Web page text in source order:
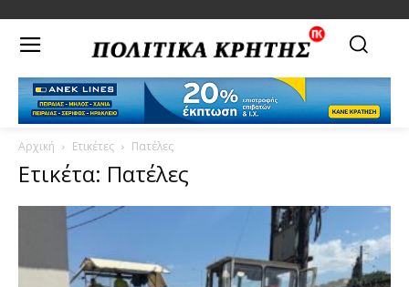
Αρχική Ετικέτες Πατέλες
Ετικέτα: Πατέλες